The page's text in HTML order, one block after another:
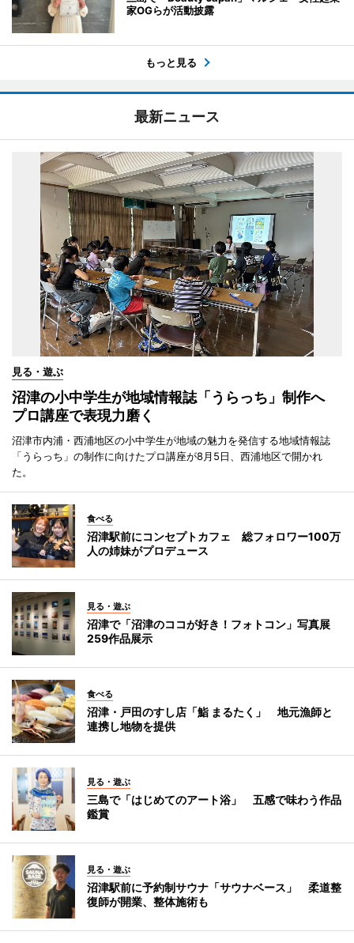
家OGらが活動披露
もっと見る
最新ニュース
見る・遊ぶ
沼津の小中学生が地域情報誌「うらっち」制作へ
プロ講座で表現力磨く
沼津市内浦・西浦地区の小中学生が地域の魅力を発信する地域情報誌
「うらっち」の制作に向けたプロ講座が8月5日、西浦地区で開かれ
た。
食べる
沼津駅前にコンセプトカフェ 総フォロワー100万
人の姉妹がプロデュース
見る・遊ぶ
沼津で「沼津のココが好き！フォトコン」写真展
259作品展示
食べる
沼津・戸田のすし店「鮨 まるたく」 地元漁師と
連携し地物を提供
見る・遊ぶ
三島で「はじめてのアート浴」 五感で味わう作品
鑑賞
見る・遊ぶ
沼津駅前に予約制サウナ「サウナベース」 柔道整
復師が開業、整体施術も